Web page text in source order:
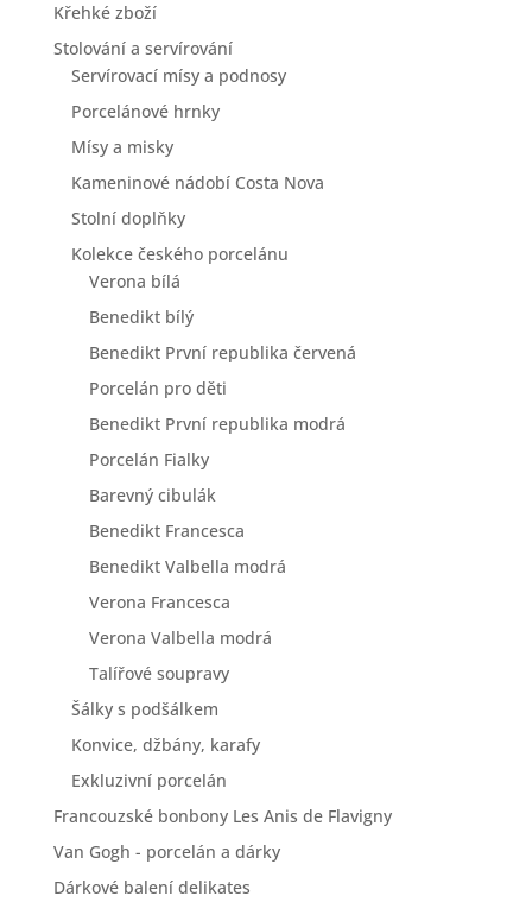
Křehké zboží
Stolování a servírování
Servírovací mísy a podnosy
Porcelánové hrnky
Mísy a misky
Kameninové nádobí Costa Nova
Stolní doplňky
Kolekce českého porcelánu
Verona bílá
Benedikt bílý
Benedikt První republika červená
Porcelán pro děti
Benedikt První republika modrá
Porcelán Fialky
Barevný cibulák
Benedikt Francesca
Benedikt Valbella modrá
Verona Francesca
Verona Valbella modrá
Talířové soupravy
Šálky s podšálkem
Konvice, džbány, karafy
Exkluzivní porcelán
Francouzské bonbony Les Anis de Flavigny
Van Gogh - porcelán a dárky
Dárkové balení delikates